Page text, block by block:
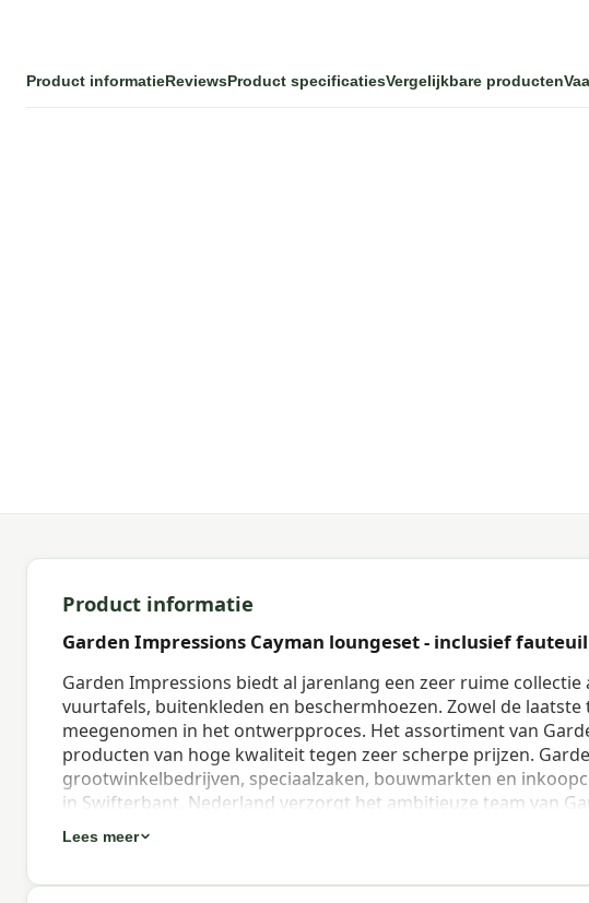
Product informatieReviewsProduct specificatiesVergelijkbare producten
Product informatie
Garden Impressions Cayman loungeset - inclusief
Garden Impressions biedt al jarenlang een zeer ruime
vuurtafels, buitenkleden en beschermhoezen. Zowel de
meegenomen in het ontwerpproces. Het assortiment van
producten van hoge kwaliteit tegen zeer scherpe prijzen.
grootwinkelbedrijven, speciaalzaken, bouwmarkten en
in Swifterbant, Nederland verzorgt het ambitieuze team van
inkoop, verkoop, klantenservice tot logistiek. Doordat Garden
Lees meer